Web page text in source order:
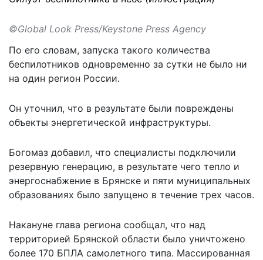
©Global Look Press/Keystone Press Agency
По его словам, запуска такого количества
беспилотников одновременно за сутки не было ни
на один регион России.
Он уточнил, что в результате были повреждены
объекты энергетической инфраструктуры.
Богомаз добавил, что специалисты подключили
резервную генерацию, в результате чего тепло и
энергоснабжение в Брянске и пяти муниципальных
образованиях было запущено в течение трех часов.
Накануне глава региона сообщал, что над
территорией Брянской области было уничтожено
более 170 БПЛА самолетного типа. Массированная